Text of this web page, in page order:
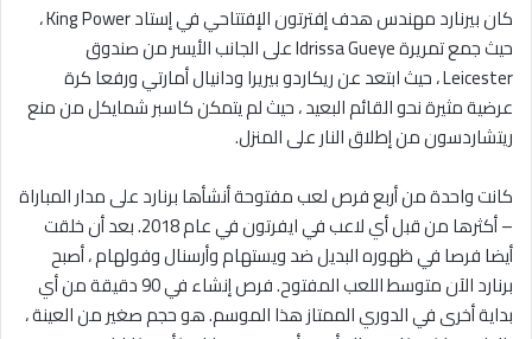
كان بيرنارد مهندس هدف إفترتون الإفتتاحي في إستاد King Power ،
حيث جمع تمريرة Idrissa Gueye على الجانب الأيسر من صندوق
Leicester ، حيث ابتعد عن ريكاردو بيريرا ودانيال أمارتي ورفعا كرة
عرضية مثيرة نحو القائم البعيد ، حيث لم يتمكن كاسبر شمايكل من منع
ريتشاردسون من إطلاق النار على المنزل.
كانت واحدة من أربع فرص لعب مفتوحة أنشأها برنارد على مدار المباراة
– أكثرها من قبل أي لاعب في ايفرتون في عام 2018. بعد أن خلقت
أيضا فرصا في ظهوره البديل ضد ويستهام وأرسنال وفولهام ، أصبح
برنارد الآن متوسط ​​اللعب المفتوح. فرص إنشاء في 90 دقيقة من أي
بداية أخرى في الدوري الممتاز هذا الموسم. هو حجم صغير من العينة ،